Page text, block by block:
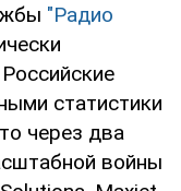
"Радио
статистики
через два
войны